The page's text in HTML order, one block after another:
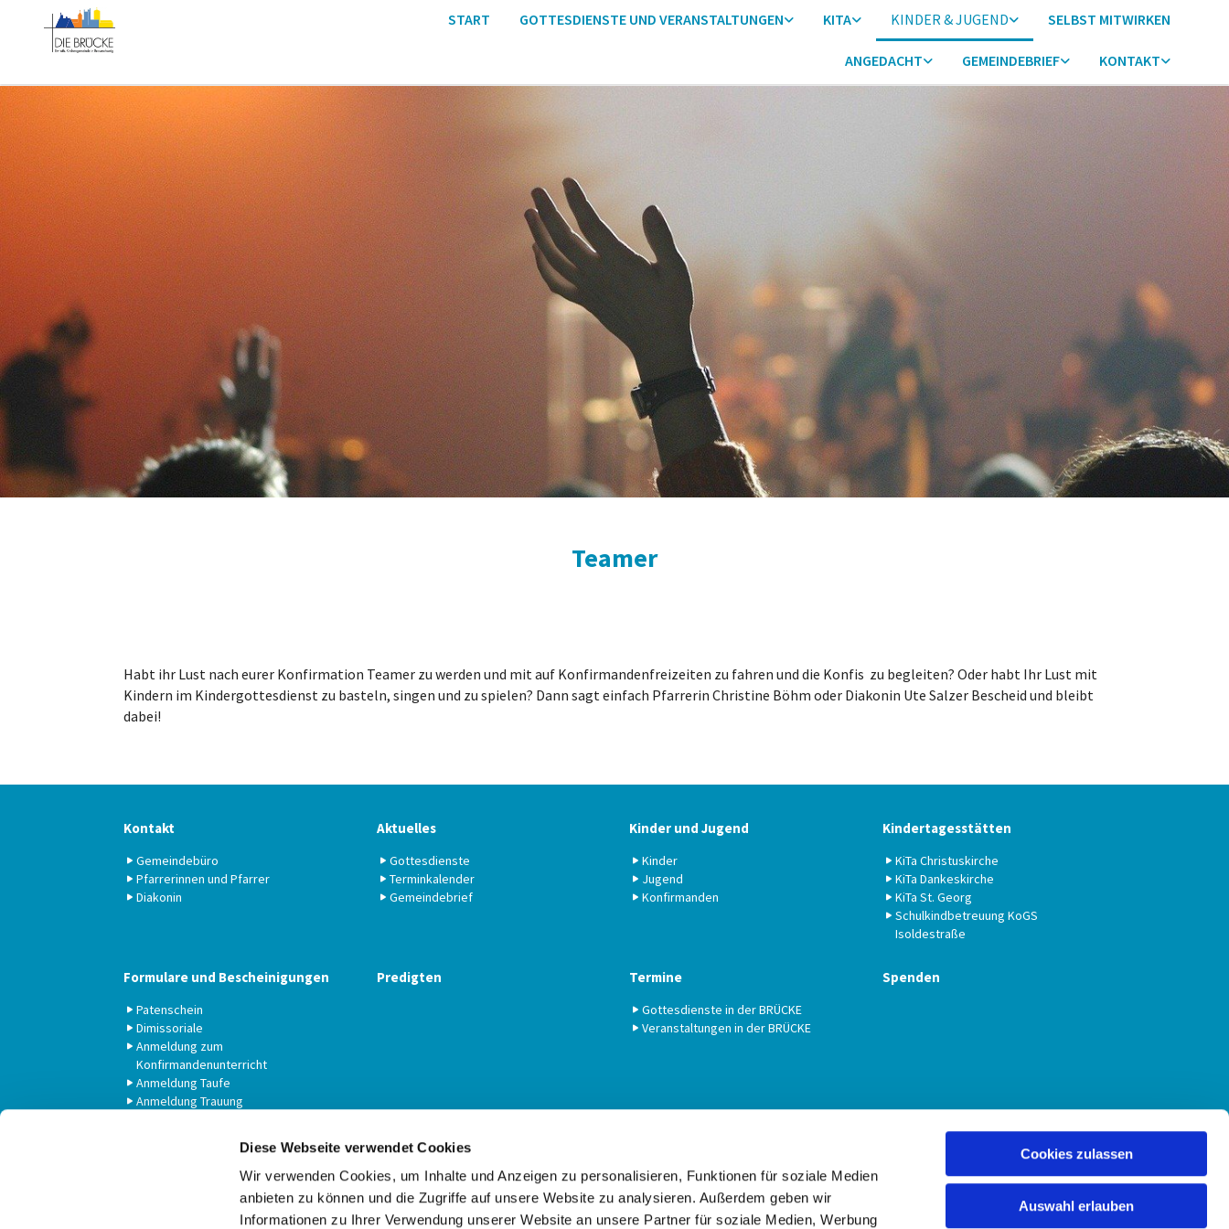
Diese Webseite verwendet Cookies
Wir verwenden Cookies, um Inhalte und Anzeigen zu personalisieren, Funktionen für soziale Medien
anbieten zu können und die Zugriffe auf unsere Website zu analysieren. Außerdem geben wir
Informationen zu Ihrer Verwendung unserer Website an unsere Partner für soziale Medien, Werbung
Cookies zulassen
Auswahl erlauben
START GOTTESDIENSTE UND VERANSTALTUNGEN KITA KINDER & JUGEND SELBST MITWIRKEN
ANGEDACHT GEMEINDEBRIEF KONTAKT
Teamer
Habt ihr Lust nach eurer Konfirmation Teamer zu werden und mit auf Konfirmandenfreizeiten zu fahren und die Konfis zu begleiten? Oder habt Ihr Lust mit
Kindern im Kindergottesdienst zu basteln, singen und zu spielen? Dann sagt einfach Pfarrerin Christine Böhm oder Diakonin Ute Salzer Bescheid und bleibt
dabei!
Kontakt
Gemeindebüro
Pfarrerinnen und Pfarrer
Diakonin
Aktuelles
Gottesdienste
Terminkalender
Gemeindebrief
Kinder und Jugend
Kinder
Jugend
Konfirmanden
Kindertagesstätten
KiTa Christuskirche
KiTa Dankeskirche
KiTa St. Georg
Schulkindbetreuung KoGS
Isoldestraße
Formulare und Bescheinigungen
Patenschein
Dimissoriale
Anmeldung zum
Konfirmandenunterricht
Anmeldung Taufe
Anmeldung Trauung
Predigten Termine
Gottesdienste in der BRÜCKE
Veranstaltungen in der BRÜCKE
Spenden
Ev.-luth. Kirchengemeinde DIE BRÜCKE in Braunschweig
· Am Schwarzen Berge 18, 38112 Braunschweig
 Telefon: 0531 / 32 39 24